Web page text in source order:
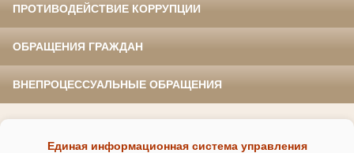
ПРОТИВОДЕЙСТВИЕ КОРРУПЦИИ
ОБРАЩЕНИЯ ГРАЖДАН
ВНЕПРОЦЕССУАЛЬНЫЕ ОБРАЩЕНИЯ
Единая информационная система управления